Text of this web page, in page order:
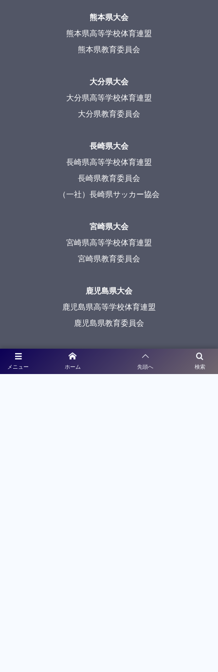
メニュー 検索
ホーム 先頭へ
熊本県大会
熊本県高等学校体育連盟
熊本県教育委員会
大分県大会
大分県高等学校体育連盟
大分県教育委員会
長崎県大会
長崎県高等学校体育連盟
長崎県教育委員会
（一社）長崎県サッカー協会
宮崎県大会
宮崎県高等学校体育連盟
宮崎県教育委員会
鹿児島県大会
鹿児島県高等学校体育連盟
鹿児島県教育委員会
沖縄県高等学校体育連盟